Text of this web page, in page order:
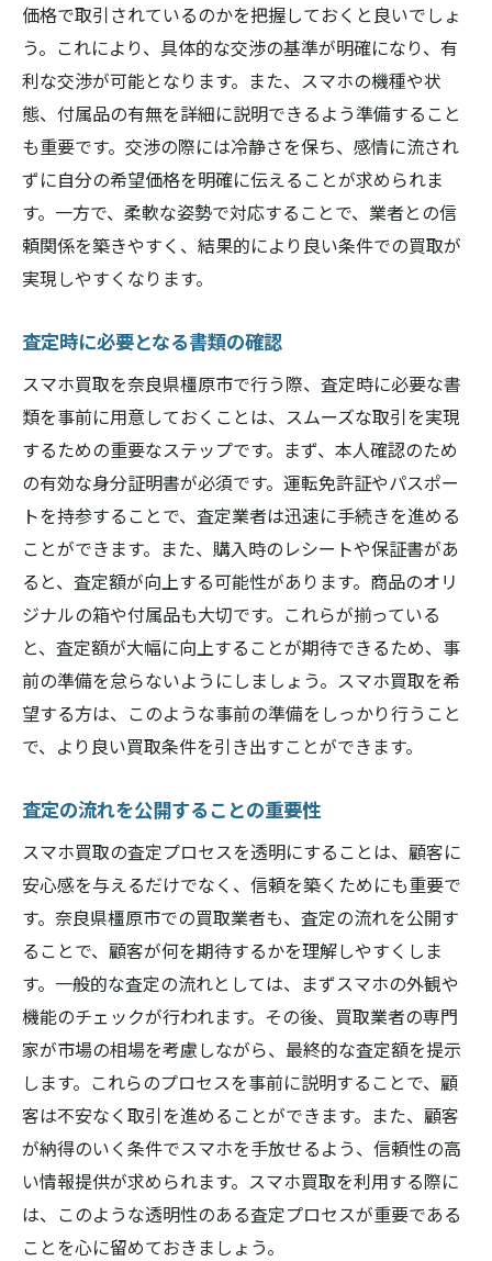
価格で取引されているのかを把握しておくと良いでしょ
う。これにより、具体的な交渉の基準が明確になり、有
利な交渉が可能となります。また、スマホの機種や状
態、付属品の有無を詳細に説明できるよう準備すること
も重要です。交渉の際には冷静さを保ち、感情に流され
ずに自分の希望価格を明確に伝えることが求められま
す。一方で、柔軟な姿勢で対応することで、業者との信
頼関係を築きやすく、結果的により良い条件での買取が
実現しやすくなります。
査定時に必要となる書類の確認
スマホ買取を奈良県橿原市で行う際、査定時に必要な書
類を事前に用意しておくことは、スムーズな取引を実現
するための重要なステップです。まず、本人確認のため
の有効な身分証明書が必須です。運転免許証やパスポー
トを持参することで、査定業者は迅速に手続きを進める
ことができます。また、購入時のレシートや保証書があ
ると、査定額が向上する可能性があります。商品のオリ
ジナルの箱や付属品も大切です。これらが揃っている
と、査定額が大幅に向上することが期待できるため、事
前の準備を怠らないようにしましょう。スマホ買取を希
望する方は、このような事前の準備をしっかり行うこと
で、より良い買取条件を引き出すことができます。
査定の流れを公開することの重要性
スマホ買取の査定プロセスを透明にすることは、顧客に
安心感を与えるだけでなく、信頼を築くためにも重要で
す。奈良県橿原市での買取業者も、査定の流れを公開す
ることで、顧客が何を期待するかを理解しやすくしま
す。一般的な査定の流れとしては、まずスマホの外観や
機能のチェックが行われます。その後、買取業者の専門
家が市場の相場を考慮しながら、最終的な査定額を提示
します。これらのプロセスを事前に説明することで、顧
客は不安なく取引を進めることができます。また、顧客
が納得のいく条件でスマホを手放せるよう、信頼性の高
い情報提供が求められます。スマホ買取を利用する際に
は、このような透明性のある査定プロセスが重要である
ことを心に留めておきましょう。